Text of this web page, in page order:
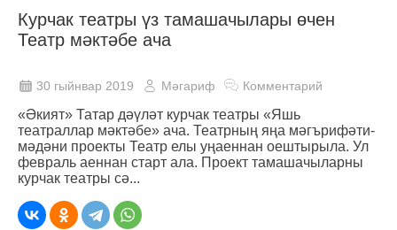
Курчак театры үз тамашачылары өчен
Театр мәктәбе ача
30 гыйнвар 2019 Мәгариф Комментарий
«Әкият» Татар дәүләт курчак театры «Яшь
театраллар мәктәбе» ача. Театрның яңа мәгърифәти-
мәдәни проекты Театр елы уңаеннан оештырыла. Ул
февраль аеннан старт ала. Проект тамашачыларны
курчак театры сә...